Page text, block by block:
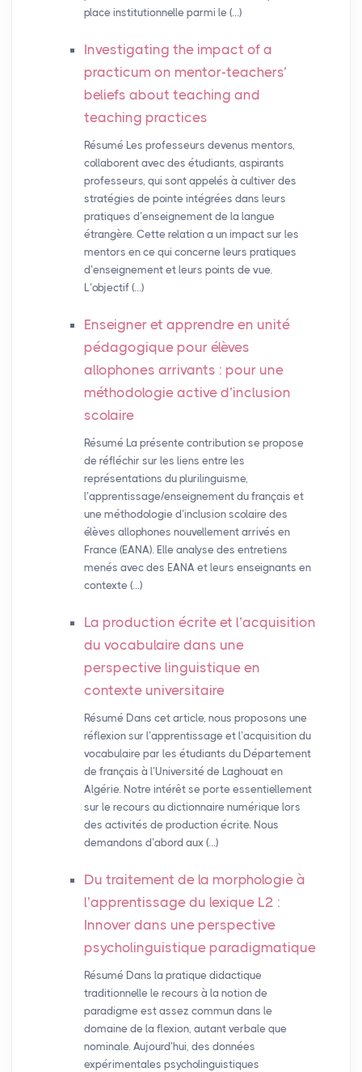
place institutionnelle parmi le (…)
Investigating the impact of a
practicum on mentor-teachers’
beliefs about teaching and
teaching practices
Résumé Les professeurs devenus mentors,
collaborent avec des étudiants, aspirants
professeurs, qui sont appelés à cultiver des
stratégies de pointe intégrées dans leurs
pratiques d’enseignement de la langue
étrangère. Cette relation a un impact sur les
mentors en ce qui concerne leurs pratiques
d’enseignement et leurs points de vue.
L’objectif (…)
Enseigner et apprendre en unité
pédagogique pour élèves
allophones arrivants : pour une
méthodologie active d’inclusion
scolaire
Résumé La présente contribution se propose
de réfléchir sur les liens entre les
représentations du plurilinguisme,
l’apprentissage/enseignement du français et
une méthodologie d’inclusion scolaire des
élèves allophones nouvellement arrivés en
France (EANA). Elle analyse des entretiens
menés avec des EANA et leurs enseignants en
contexte (…)
La production écrite et l’acquisition
du vocabulaire dans une
perspective linguistique en
contexte universitaire
Résumé Dans cet article, nous proposons une
réflexion sur l’apprentissage et l’acquisition du
vocabulaire par les étudiants du Département
de français à l’Université de Laghouat en
Algérie. Notre intérêt se porte essentiellement
sur le recours au dictionnaire numérique lors
des activités de production écrite. Nous
demandons d’abord aux (…)
Du traitement de la morphologie à
l’apprentissage du lexique L2 :
Innover dans une perspective
psycholinguistique paradigmatique
Résumé Dans la pratique didactique
traditionnelle le recours à la notion de
paradigme est assez commun dans le
domaine de la flexion, autant verbale que
nominale. Aujourd’hui, des données
expérimentales psycholinguistiques